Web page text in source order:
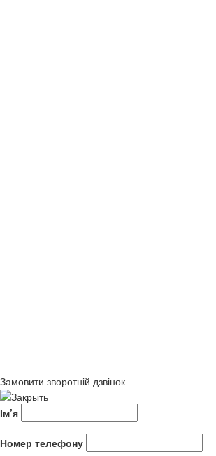
Замовити зворотній дзвінок
Ім’я
Номер телефону